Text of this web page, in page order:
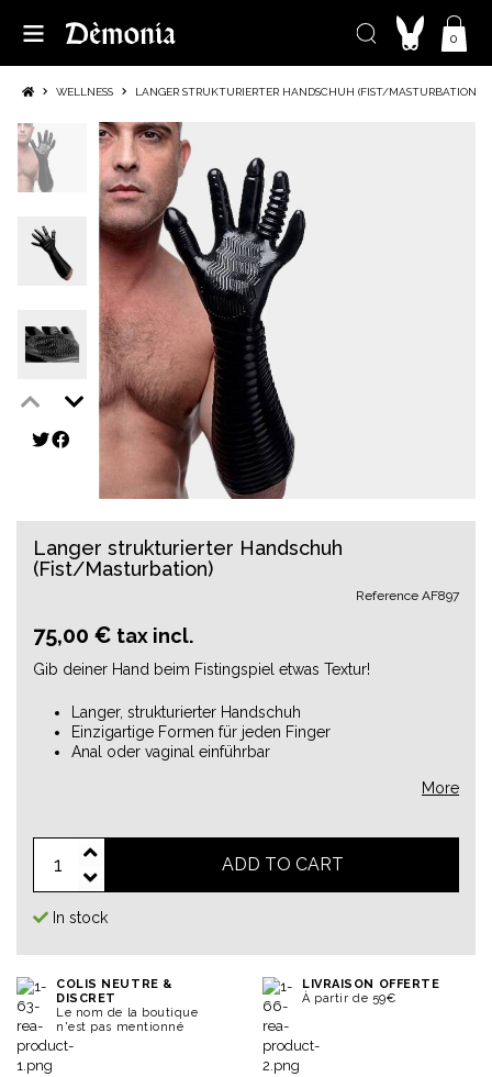
0
WELLNESS LANGER STRUKTURIERTER HANDSCHUH (FIST/MASTURBATION)
Langer strukturierter Handschuh
(Fist/Masturbation)
Reference AF897
75,00 € tax incl.
Gib deiner Hand beim Fistingspiel etwas Textur!
Langer, strukturierter Handschuh
Einzigartige Formen für jeden Finger
Anal oder vaginal einführbar
More
ADD TO CART
In stock
COLIS NEUTRE &
DISCRET
Le nom de la boutique
n'est pas mentionné
LIVRAISON OFFERTE
À partir de 59€